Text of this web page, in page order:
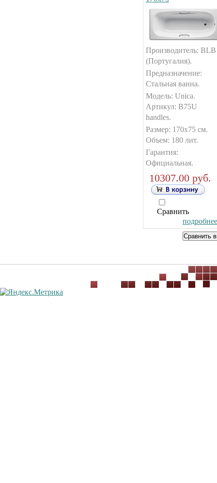
Производитель: BLB
(Португалия).
Предназначение:
Стальная ванна.
Модель: Unica.
Артикул: B75U
handles.
Размер: 170x75 см.
Объем: 180 лит.
Гарантия:
Официальная.
10307.00 руб.
Сравнить